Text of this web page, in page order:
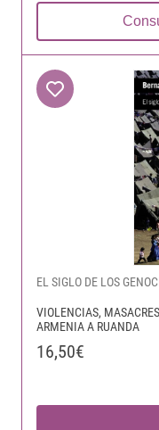
EL SIGLO DE LOS
VIOLENCIAS,
ARMENIA A RUANDA
16,50€